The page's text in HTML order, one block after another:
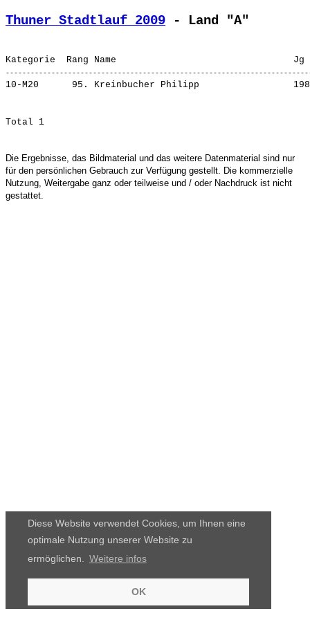
Diese Website verwendet Cookies, um Ihnen eine
optimale Nutzung unserer Website zu
ermöglichen.
Weitere infos
OK
Thuner Stadtlauf 2009 - Land "A"
10-M20      95. Kreinbucher Philipp
Die Ergebnisse, das Bildmaterial und das weitere Datenmaterial sind nur
für den persönlichen Gebrauch zur Verfügung gestellt. Die kommerzielle
Nutzung, Weitergabe ganz oder teilweise und / oder Nachdruck ist nicht
gestattet.